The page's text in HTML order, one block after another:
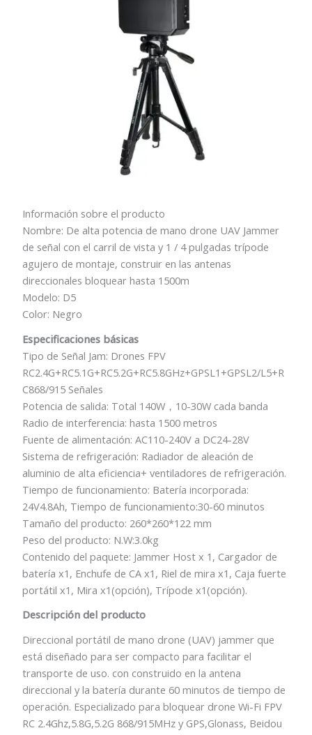
Información sobre el producto
Nombre: De alta potencia de mano drone UAV Jammer
de señal con el carril de vista y 1 / 4 pulgadas trípode
agujero de montaje, construir en las antenas
direccionales bloquear hasta 1500m
Modelo: D5
Color: Negro
Especificaciones básicas
Tipo de Señal Jam: Drones FPV
RC2.4G+RC5.1G+RC5.2G+RC5.8GHz+GPSL1+GPSL2/L5+R
C868/915 Señales
Potencia de salida: Total 140W，10-30W cada banda
Radio de interferencia: hasta 1500 metros
Fuente de alimentación: AC110-240V a DC24-28V
Sistema de refrigeración: Radiador de aleación de
aluminio de alta eficiencia+ ventiladores de refrigeración.
Tiempo de funcionamiento: Batería incorporada:
24V4.8Ah, Tiempo de funcionamiento:30-60 minutos
Tamaño del producto: 260*260*122 mm
Peso del producto: N.W:3.0kg
Contenido del paquete: Jammer Host x 1, Cargador de
batería x1, Enchufe de CA x1, Riel de mira x1, Caja fuerte
portátil x1, Mira x1(opción), Trípode x1(opción).
Descripción del producto
Direccional portátil de mano drone (UAV) jammer que
está diseñado para ser compacto para facilitar el
transporte de uso. con construido en la antena
direccional y la batería durante 60 minutos de tiempo de
operación. Especializado para bloquear drone Wi-Fi FPV
RC 2.4Ghz,5.8G,5.2G 868/915MHz y GPS,Glonass, Beidou